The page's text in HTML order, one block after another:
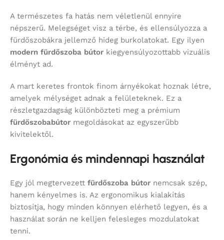
A természetes fa hatás nem véletlenül ennyire
népszerű. Melegséget visz a térbe, és ellensúlyozza a
fürdőszobákra jellemző hideg burkolatokat. Egy ilyen
modern fürdőszoba bútor kiegyensúlyozottabb vizuális
élményt ad.
A mart keretes frontok finom árnyékokat hoznak létre,
amelyek mélységet adnak a felületeknek. Ez a
részletgazdagság különbözteti meg a prémium
fürdőszobabútor megoldásokat az egyszerűbb
kivitelektől.
Ergonómia és mindennapi használat
Egy jól megtervezett fürdőszoba bútor nemcsak szép,
hanem kényelmes is. Az ergonomikus kialakítás
biztosítja, hogy minden könnyen elérhető legyen, és a
használat során ne kelljen felesleges mozdulatokat
tenni.